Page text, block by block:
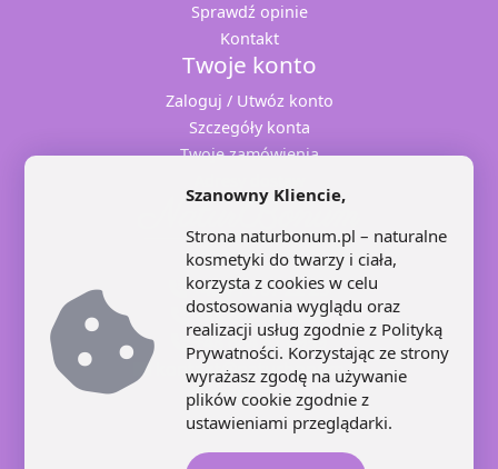
Sprawdź opinie
Kontakt
Twoje konto
Zaloguj / Utwóz konto
Szczegóły konta
Twoje zamówienia
+48 71 707 22 25
+48 602 445 639
+48 664 871 959
kontakt@naturbonum.pl
8:00 – 17:30
Szanowny Kliencie,
Strona naturbonum.pl – naturalne
kosmetyki do twarzy i ciała,
korzysta z cookies w celu
dostosowania wyglądu oraz
realizacji usług zgodnie z Polityką
Prywatności. Korzystając ze strony
wyrażasz zgodę na używanie
plików cookie zgodnie z
ustawieniami przeglądarki.